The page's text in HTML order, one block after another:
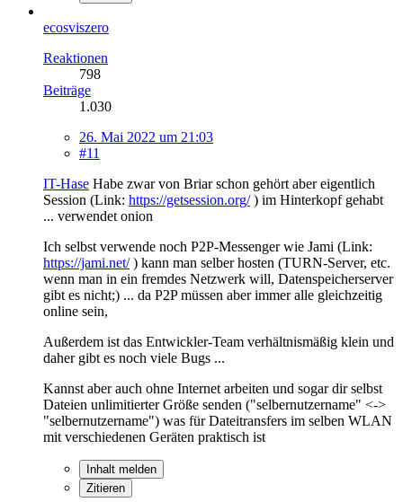
ecosviszero
Reaktionen
798
Beiträge
1.030
26. Mai 2022 um 21:03
#11
IT-Hase Habe zwar von Briar schon gehört aber eigentlich
Session (Link: https://getsession.org/) im Hinterkopf gehabt
... verwendet onion
Ich selbst verwende noch P2P-Messenger wie Jami (Link:
https://jami.net/) kann man selber hosten (TURN-Server, etc.
wenn man in ein fremdes Netzwerk will, Datenspeicherserver
gibt es nicht;) ... da P2P müssen aber immer alle gleichzeitig
online sein,
Außerdem ist das Entwickler-Team verhältnismäßig klein und
daher gibt es noch viele Bugs ...
Kannst aber auch ohne Internet arbeiten und sogar dir selbst
Dateien unlimitierter Größe senden ("selbernutzername" <->
"selbernutzername") was für Dateitransfers im selben WLAN
mit verschiedenen Geräten praktisch ist
Inhalt melden
Zitieren